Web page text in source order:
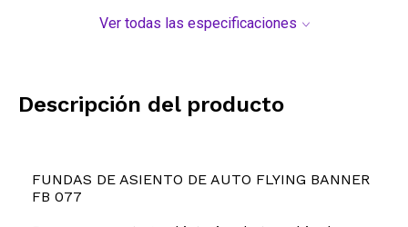
Ver todas las especificaciones
Descripción del producto
FUNDAS DE ASIENTO DE AUTO FLYING BANNER
FB 077